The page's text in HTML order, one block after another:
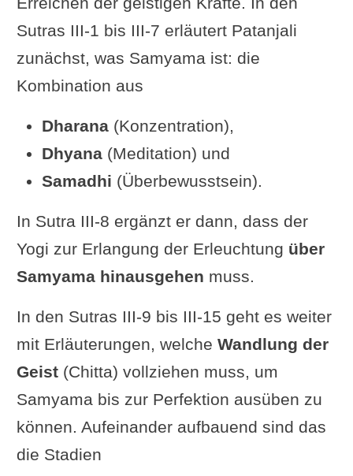
(wird) durch die Erkenntnis
Eindrücke (saṁskāra) erlangt.“
angewandt auf diesubtile
Eindrucks-Wahrnehmung
Hariharananda Aranya: „Durch die
Wahrnehmung des Eindrucks wird ein
Wissen über frühere Geburten
erlangt“
Vyasa Houston: „Durch direkte
Wahrnehmungenvon sanskara-
unterschwelligen Auslösern
Sutras III-1 bis III-7 erläutert Patanjali
zunächst, was Samyama ist: die
Kombination aus
Dharana(Konzentration),
Dhyana(Meditation) und
Samadhi (Überbewusstsein).
In Sutra III-8 ergänzt er dann, dass der
Yogi zur Erlangung der Erleuchtung über
Samyama hinausgehen muss.
In den Sutras III-9 bis III-15 geht es weiter
mit Erläuterungen, welche Wandlung der
Geist(Chitta) vollziehen muss, um
Samyama bis zur Perfektion ausüben zu
können. Aufeinander aufbauend sind das
die Stadien